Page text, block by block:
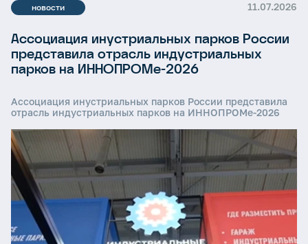
новости 11.07.2026
Ассоциация инустриальных парков России
представила отрасль индустриальных
парков на ИННОПРОМе-2026
Ассоциация инустриальных парков России представила
отрасль индустриальных парков на ИННОПРОМе-2026